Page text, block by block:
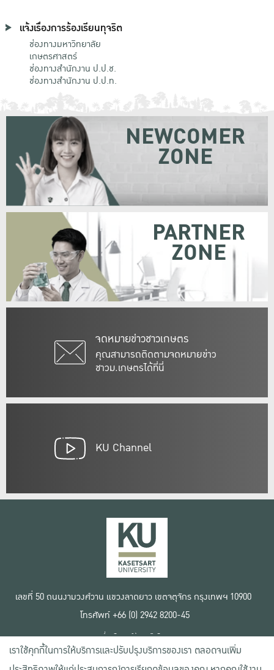
แจ้งเรื่องการร้องเรียนทุจริต
ช่องทางมหาวิทยาลัย
เกษตรศาสตร์
ช่องทางสำนักงาน ป.ป.ช.
ช่องทางสำนักงาน ป.ป.ท.
จดหมายข่าวชาวเกษตร
คุณสามารถติดตามจดหมายข่าว
ชาวม.เกษตรได้ที่นี่
NEWCOMER
ZONE
PARTNER
ZONE
KU Channel
เลขที่ 50 ถนนงามวงศ์วาน แขวงลาดยาว เขตจตุจักร กรุงเทพฯ 10900
โทรศัพท์ +66 (0) 2942 8200-45
เงื่อนไขการใช้งานเว็บไซต์
ข้อตกลงด้านสิทธิ์ใช้งาน
นโยบายความเป็นส่วนตัว
เราใช้คุกกี้ในการให้บริการและปรับปรุงบริการของเรา ตลอดจนเพิ่ม